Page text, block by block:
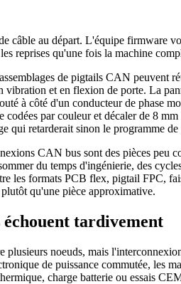
câble au départ. L'équipe firmware
reprises qu'une fois la machine
de pigtails CAN peuvent
et en flexion de porte. La
à côté d'un conducteur de phase
par couleur et décaler de 8
retarderait sinon le programme de
CAN bus sont des pièces
du temps d'ingénierie, des
les formats PCB flex, pigtail FPC,
qu'une pièce approximative.
tardivement
plusieurs noeuds, mais
de puissance commutée, les
charge batterie ou essais